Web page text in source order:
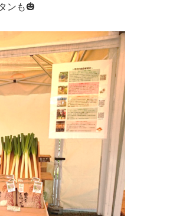
ンも🎃